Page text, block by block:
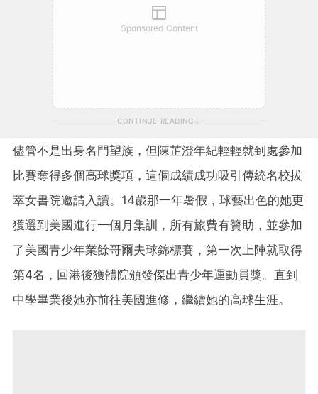
Sponsored Content
CONTINUE READING
儘管不是出身名門望族，但陳芷澄年紀輕輕就到處參加
比賽奪得多個高球獎項，這個成績成功吸引傳統名校拔
萃女書院邀請入讀。14歲那一年暑假，球藝出色的她更
獲選到美國進行一個月集訓，所有旅費有贊助，並參加
了美國青少年業餘哥爾夫球錦標賽，第一次上陣就取得
第4名，回港後獲體院頒發傑出青少年運動員獎。直到
中學畢業後她亦前往美國進修，繼續她的高球生涯。